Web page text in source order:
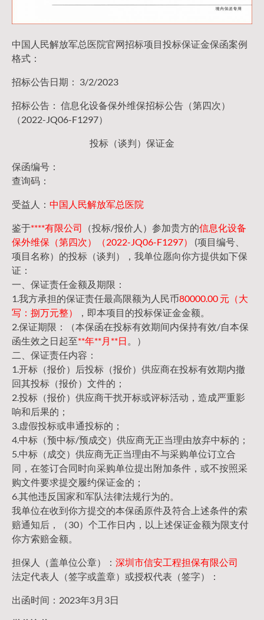
中国人民解放军总医院官网招标项目投标保证金保函案例
格式：
招标公告日期： 3/2/2023
招标公告： 信息化设备保外维保招标公告（第四次）
（2022-JQ06-F1297）
投标（谈判）保证金
保函编号：
查询码：
受益人： 中国人民解放军总医院
鉴于****有限公司 （投标/报价人）参加贵方的信息化设备
保外维保（第四次）（2022-JQ06-F1297）
(项目编号、
项目名称）的投标（谈判），我单位愿向你方提供如下保
证：
一、保证责任金额及期限：
1.我方承担的保证责任最高限额为人民币80000.00 元（大
写：捌万元整）
，即本项目的投标保证金金额。
2.保证期限：（本保函在投标有效期间内保持有效/自本保
函生效之日起至**年**月**日 。）
二、保证责任内容：
1.开标（报价）后投标（报价）供应商在投标有效期内撤
回其投标（报价）文件的；
2.投标（报价）供应商干扰开标或评标活动，造成严重影
响和后果的；
3.虚假投标或串通投标的；
4.中标（预中标/预成交）供应商无正当理由放弃中标的；
5.中标（成交）供应商无正当理由不与采购单位订立合
同，在签订合同时向采购单位提出附加条件，或不按照采
购文件要求提交履约保证金的；
6.其他违反国家和军队法律法规行为的。
我单位在收到你方提交的本保函原件及符合上述条件的索
赔通知后，（30）个工作日内，以上述保证金额为限支付
你方索赔金额。
担保人（盖单位公章）： 深圳市信安工程担保有限公司
法定代表人（签字或盖章）或授权代表（签字）：
出函时间：2023年3月3日